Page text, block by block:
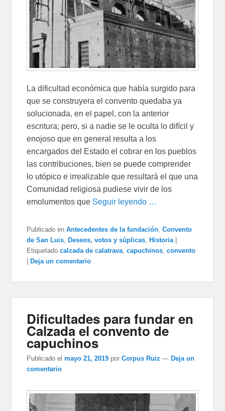
La dificultad económica que había surgido para
que se construyera el convento quedaba ya
solucionada, en el papel, con la anterior
escritura; pero, si a nadie se le oculta lo difícil y
enojoso que en general resulta a los
encargados del Estado el cobrar en los pueblos
las contribuciones, bien se puede comprender
lo utópico e irrealizable que resultará el que una
Comunidad religiosa pudiese vivir de los
emolumentos que Seguir leyendo …
Publicado en Antecedentes de la fundación,Convento
de San Luis, Deseos, votos y súplicas, Historia
Etiquetado calzada de calatrava,capuchinos,convento
Deja un comentario
Dificultades para fundar en
Calzada el convento de
capuchinos
Publicado el mayo 21, 2019 porCorpus Ruiz — Deja un
comentario